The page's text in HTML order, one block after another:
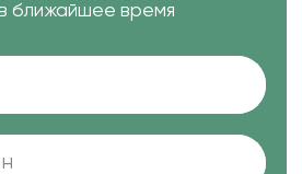
ближайшее время